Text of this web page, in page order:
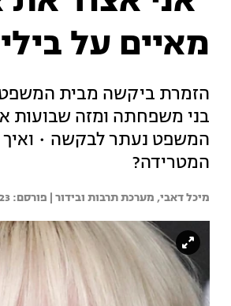
מאיים על
בני משפחתה ומזה שבועות
המשפט נעתר לבקשה •
המטרידה?
מיכל דאבי, מערכת תרבות ובידור |